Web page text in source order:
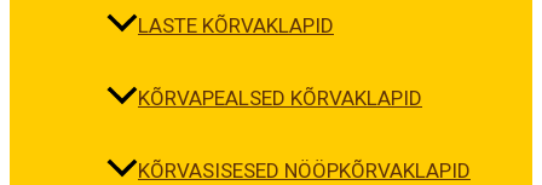
LASTE KÕRVAKLAPID
KÕRVAPEALSED KÕRVAKLAPID
KÕRVASISESED NÖÖPKÕRVAKLAPID